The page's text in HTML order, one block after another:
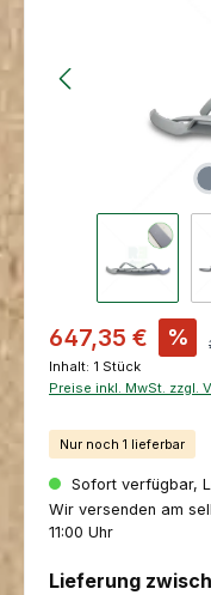
Verkaufspreis:
647,35 € %
Inhalt: 1 Stück
Preise inkl. MwSt. zzgl.
Nur noch 1 lieferbar
Sofort verfügbar,
Wir versenden am
11:00 Uhr
Lieferung